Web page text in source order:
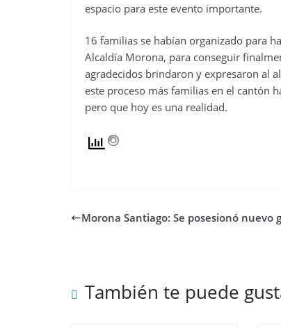
espacio para este evento importante.
16 familias se habían organizado para
Alcaldía Morona, para conseguir
agradecidos brindaron y expresaron al
este proceso más familias en el cantón
pero que hoy es una realidad.
Morona Santiago: Se posesionó nuevo
También te puede